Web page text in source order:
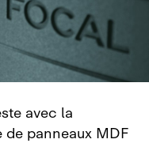
avec la
panneaux MDF